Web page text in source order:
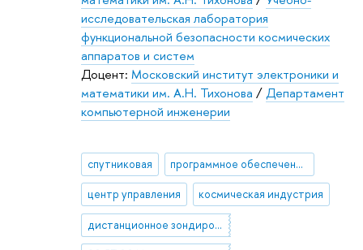
исследовательская лаборатория
функциональной безопасности космических
аппаратов и систем
Доцент: Московский институт электроники и
математики им. А.Н. Тихонова /Департамент
компьютерной инженерии
спутниковая программное обеспечение
центр управления космическая индустрия
дистанционное зондирование Земли